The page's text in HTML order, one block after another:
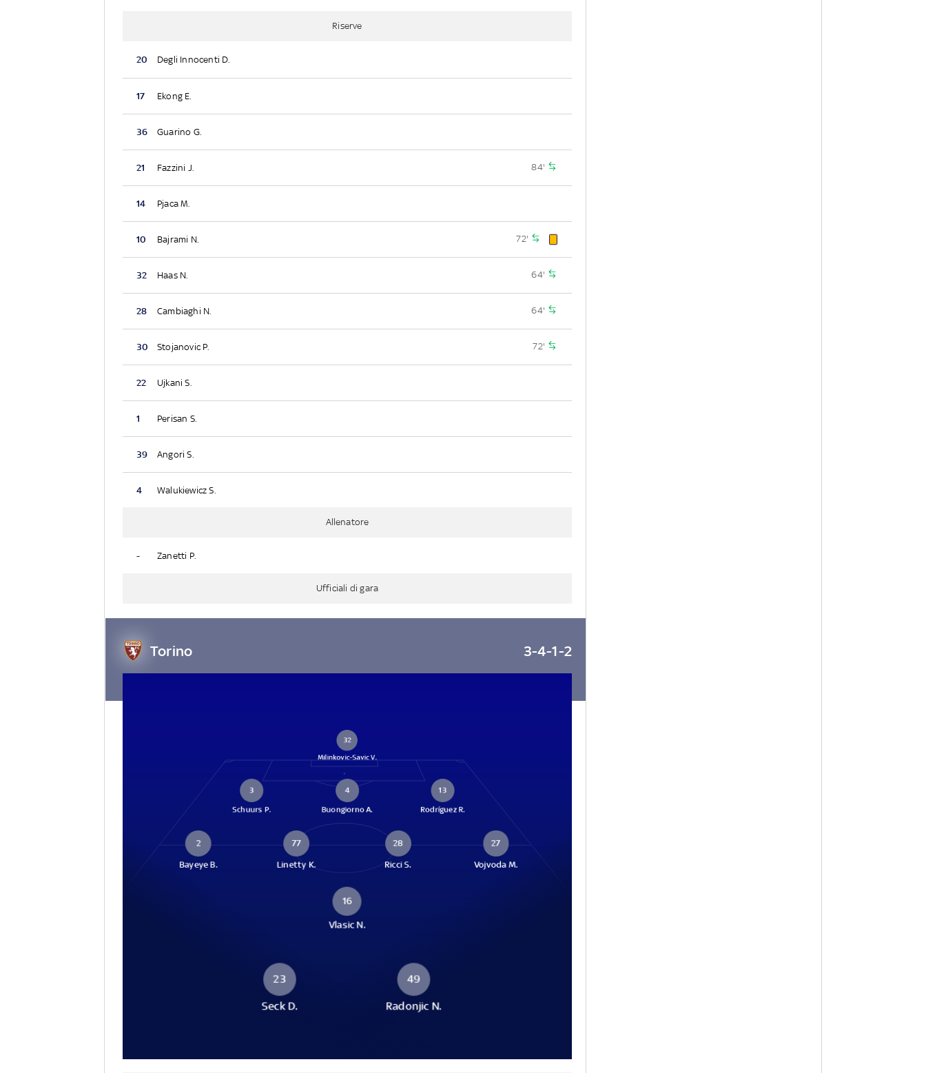
Riserve
20 Degli Innocenti D.
17 Ekong E.
36 Guarino G.
21 Fazzini J. 84'
14 Pjaca M.
10 Bajrami N. 72'
32 Haas N. 64'
28 Cambiaghi N. 64'
30 Stojanovic P. 72'
22 Ujkani S.
1 Perisan S.
39 Angori S.
4 Walukiewicz S.
Allenatore
- Zanetti P.
Ufficiali di gara
Torino 3-4-1-2
32
Milinkovic-Savic V.
3
Schuurs P.
4
Buongiorno A.
13
Rodríguez R.
2
Bayeye B.
77
Linetty K.
28
Ricci S.
27
Vojvoda M.
16
Vlasic N.
23
Seck D.
49
Radonjic N.